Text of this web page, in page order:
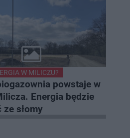
W MILICZU?
powstaje w
Energia będzie
słomy